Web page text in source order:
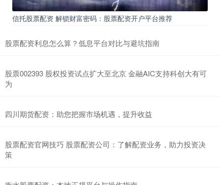
信托股票配资 解锁财富密码：股票配资开户平台推荐
股票配资利息怎么算？低息平台对比与避坑指南
股票002393 股权投资试点扩大至北京 金融AIC支持科创大有可
为
四川期货配资：助您把握市场机遇，提升收益
股票配资官网技巧 股票配资公司：了解配资业务，助力投资决
策